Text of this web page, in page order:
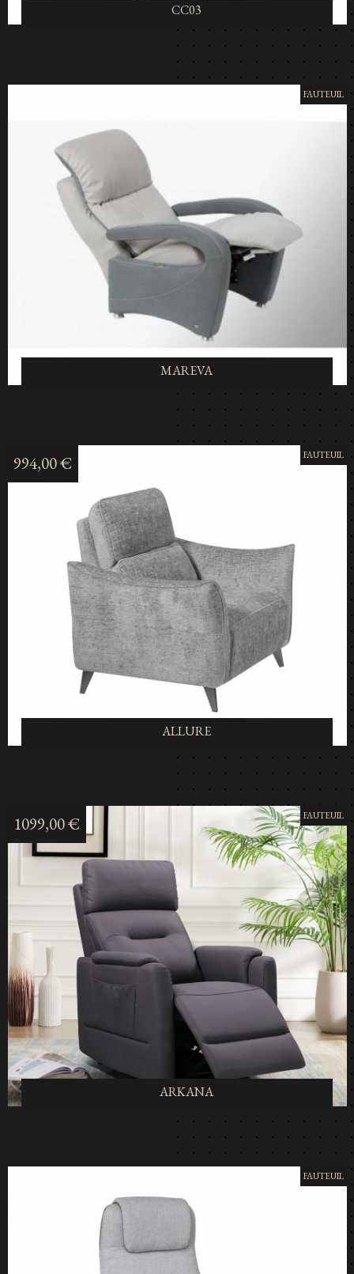
CC03
FAUTEUIL
MAREVA
994,00 € FAUTEUIL
ALLURE
1099,00 € FAUTEUIL
ARKANA
FAUTEUIL